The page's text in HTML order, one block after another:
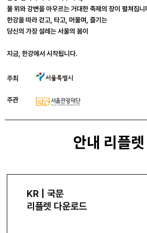
물 위와 강변을 아우르는 거대한 축제의 장이 펼쳐집니
한강을 따라 걷고, 타고, 머물며, 즐기는
당신의 가장 설레는 서울의 봄이
지금, 한강에서 시작됩니다.
주최
주관
안내 리플렛
KR | 국문
리플렛 다운로드